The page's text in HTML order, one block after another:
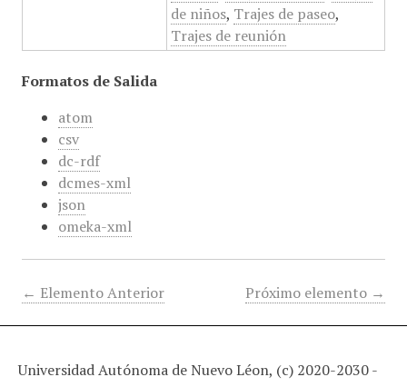
de niños, Trajes de paseo,
Trajes de reunión
Formatos de Salida
atom
csv
dc-rdf
dcmes-xml
json
omeka-xml
← Elemento Anterior Próximo elemento →
Universidad Autónoma de Nuevo Léon, (c) 2020-2030 -